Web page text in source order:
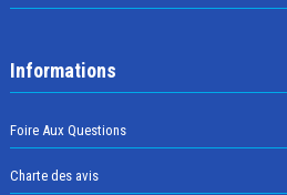
Informations
Foire Aux Questions
Charte des avis